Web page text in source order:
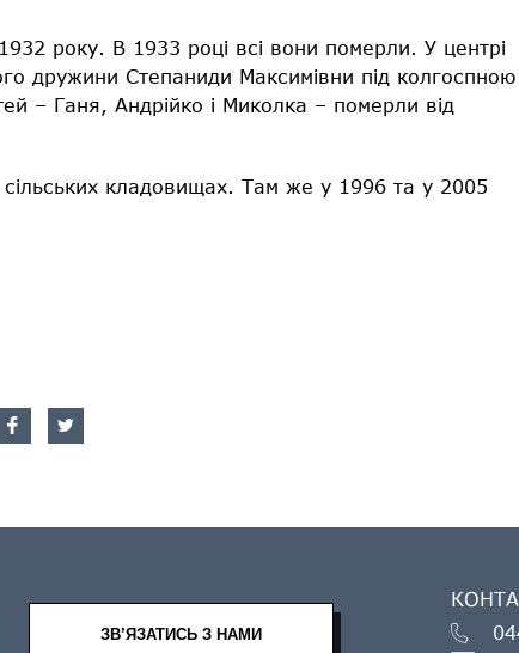
року. В 1933 році всі вони померли. У центрі
дружини Степаниди Максимівни під колгоспною
– Ганя, Андрійко і Миколка – померли від
кладовищах. Там же у 1996 та у 2005
ЗВ’ЯЗАТИСЬ З НАМИ